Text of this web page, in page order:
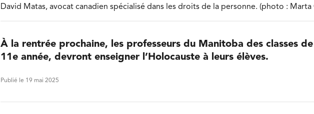
David Matas, avocat canadien spécialisé dans les droits de la personne. (photo : Marta
À la rentrée prochaine, les professeurs du Manitoba des classes
11e année, devront enseigner l’Holocauste à leurs élèves.
Publié le 19 mai 2025